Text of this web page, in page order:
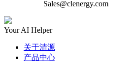
Sales@clenergy.com
Your AI Helper
关于清源
产品中心